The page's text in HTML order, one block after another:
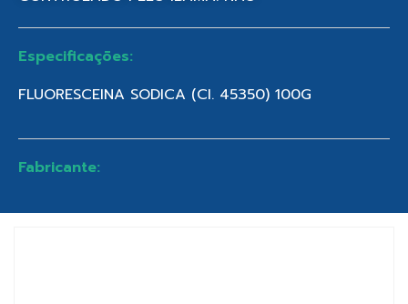
Especificações:
FLUORESCEINA SODICA (CI. 45350) 100G
Fabricante: